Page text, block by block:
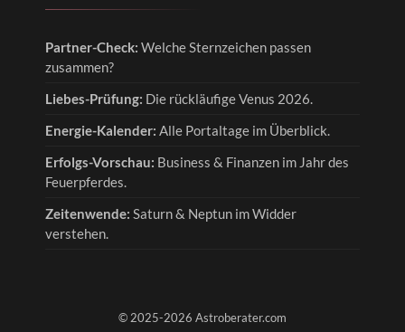
Partner-Check: Welche Sternzeichen passen
zusammen?
Liebes-Prüfung: Die rückläufige Venus 2026.
Energie-Kalender: Alle Portaltage im Überblick.
Erfolgs-Vorschau: Business & Finanzen im Jahr des
Feuerpferdes.
Zeitenwende: Saturn & Neptun im Widder
verstehen.
© 2025-2026 Astroberater.com